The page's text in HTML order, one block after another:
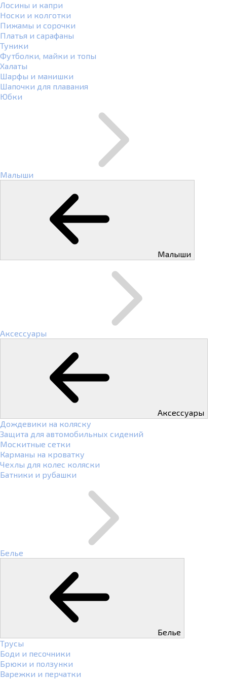
Лосины и капри
Носки и колготки
Пижамы и сорочки
Платья и сарафаны
Туники
Футболки, майки и топы
Халаты
Шарфы и манишки
Шапочки для плавания
Юбки
Малыши
Малыши
Аксессуары
Аксессуары
Дождевики на коляску
Защита для автомобильных сидений
Москитные сетки
Карманы на кроватку
Чехлы для колес коляски
Батники и рубашки
Белье
Белье
Трусы
Боди и песочники
Брюки и ползунки
Варежки и перчатки